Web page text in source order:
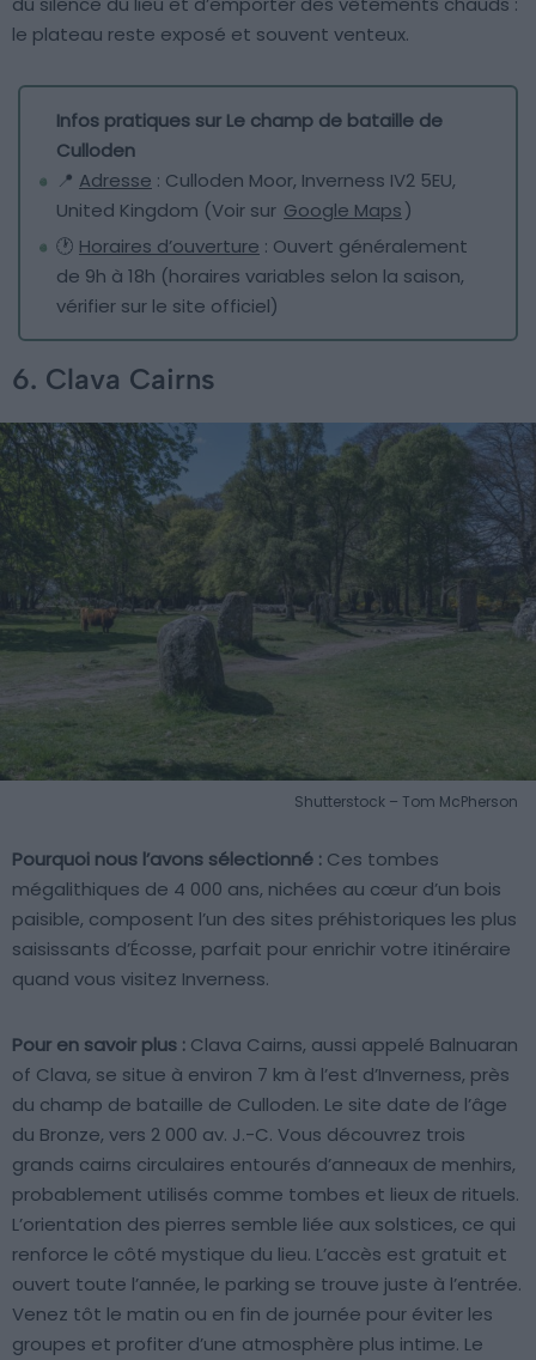
le plateau reste exposé et souvent venteux.
Infos pratiques sur Le champ de bataille de
Culloden
📍 Adresse : Culloden Moor, Inverness IV2 5EU,
United Kingdom (Voir sur Google Maps)
🕐 Horaires d’ouverture : Ouvert généralement
de 9h à 18h (horaires variables selon la saison,
vérifier sur le site officiel)
6. Clava Cairns
Shutterstock – Tom McPherson
Pourquoi nous l’avons sélectionné : Ces tombes
mégalithiques de 4 000 ans, nichées au cœur d’un bois
paisible, composent l’un des sites préhistoriques les plus
saisissants d’Écosse, parfait pour enrichir votre itinéraire
quand vous visitez Inverness.
Pour en savoir plus : Clava Cairns, aussi appelé Balnuaran
of Clava, se situe à environ 7 km à l’est d’Inverness, près
du champ de bataille de Culloden. Le site date de l’âge
du Bronze, vers 2 000 av. J.-C. Vous découvrez trois
grands cairns circulaires entourés d’anneaux de menhirs,
probablement utilisés comme tombes et lieux de rituels.
L’orientation des pierres semble liée aux solstices, ce qui
renforce le côté mystique du lieu. L’accès est gratuit et
ouvert toute l’année, le parking se trouve juste à l’entrée.
Venez tôt le matin ou en fin de journée pour éviter les
groupes et profiter d’une atmosphère plus intime. Le